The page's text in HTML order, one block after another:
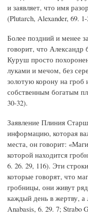
и заявляет, что имя
(Plutarch, Alexander, 69.
Более поздний и менее
говорит, что Александр
Куруш просто
луками и мечом, без
золотую корону на гроб
собственным богатым
30-32).
Заявление Плиния
информацию, которая
места, он говорит:
которой находится
6. 26. 29, 116). Эти
которые говорят, что
гробницы, они живут
каждый день в жертву,
Anabasis, 6. 29. 7; Strabo